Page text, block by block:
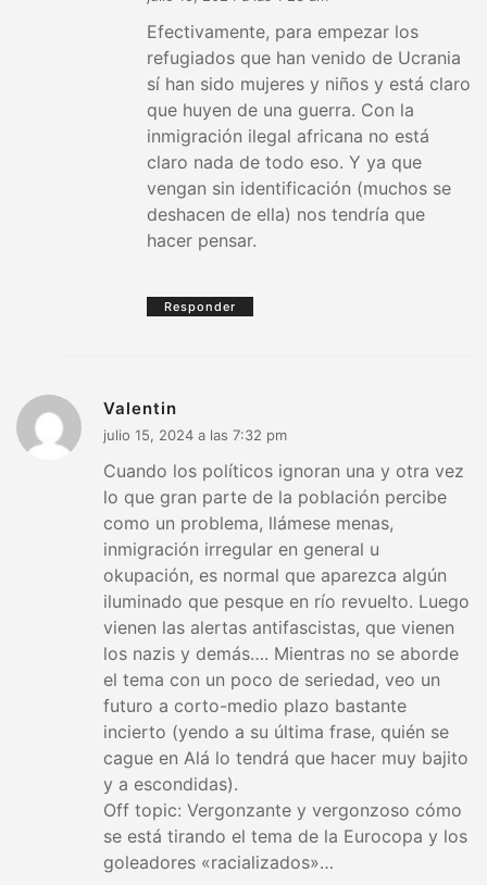
Efectivamente, para empezar los
refugiados que han venido de Ucrania
sí han sido mujeres y niños y está claro
que huyen de una guerra. Con la
inmigración ilegal africana no está
claro nada de todo eso. Y ya que
vengan sin identificación (muchos se
deshacen de ella) nos tendría que
hacer pensar.
Responder
Valentin
julio 15, 2024 a las 7:32 pm
Cuando los políticos ignoran una y otra vez
lo que gran parte de la población percibe
como un problema, llámese menas,
inmigración irregular en general u
okupación, es normal que aparezca algún
iluminado que pesque en río revuelto. Luego
vienen las alertas antifascistas, que vienen
los nazis y demás…. Mientras no se aborde
el tema con un poco de seriedad, veo un
futuro a corto-medio plazo bastante
incierto (yendo a su última frase, quién se
cague en Alá lo tendrá que hacer muy bajito
y a escondidas).
Off topic: Vergonzante y vergonzoso cómo
se está tirando el tema de la Eurocopa y los
goleadores «racializados»…